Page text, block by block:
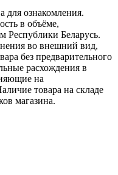
для ознакомления.
в объёме,
Республики Беларусь.
во внешний вид,
без предварительного
расхождения в
на
товара на складе
магазина.